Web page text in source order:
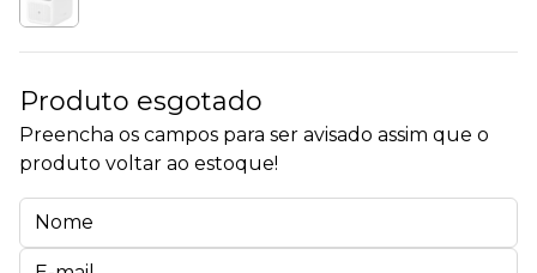
Produto esgotado
Preencha os campos para ser avisado assim que o
produto voltar ao estoque!